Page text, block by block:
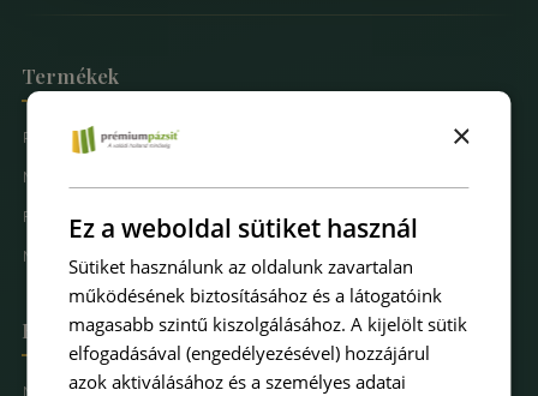
Termékek
Prémium Pázsit® Műfüvek
Mintarendelés
Fűfal Dekoráció
Műfűkarbantartás
Hova keresel pázsitot
Műfű kertbe
×
Ez a weboldal sütiket használ
Sütiket használunk az oldalunk zavartalan
működésének biztosításához és a látogatóink
magasabb szintű kiszolgálásához. A kijelölt sütik
elfogadásával (engedélyezésével) hozzájárul
azok aktiválásához és a személyes adatai